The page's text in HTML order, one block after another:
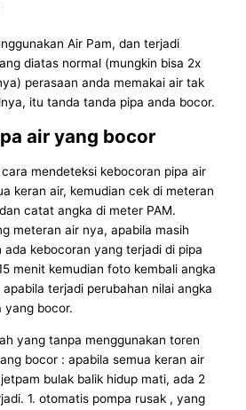
Air Pam, dan terjadi
diatas normal (mungkin bisa 2x
perasaan anda memakai air tak
itu tanda tanda pipa anda bocor.
air yang bocor
mendeteksi kebocoran pipa air
keran air, kemudian cek di meteran
catat angka di meter PAM.
meteran air nya, apabila masih
ada kebocoran yang terjadi di pipa
menit kemudian foto kembali angka
terjadi perubahan nilai angka
yang bocor.
yang tanpa menggunakan toren
bocor : apabila semua keran air
bulak balik hidup mati, ada 2
1. otomatis pompa rusak , yang